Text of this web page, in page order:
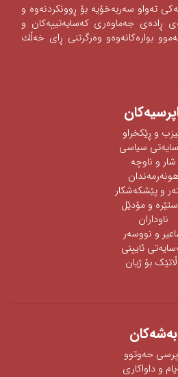
ته‌واو سه‌ربه‌خۆیه‌ بۆ ڕوونكردنه‌وه‌ و
ڕاده‌ی‌ جه‌ماوه‌ری‌ كه‌سایه‌تییه‌كان و
بواره‌كانه‌وه‌‌‌و وه‌رگرتنی‌ ڕای‌ خه‌ڵك
و ڕێکخراو
سیاسی
شار و ناوچە
هونەرمەندان
و پێشكه‌شكار
و مۆدێل
ناوداران
و نووسەر
ئایینی
بۆ ژیان
به‌شه‌كان
حه‌وتوو
و داواكاری‌